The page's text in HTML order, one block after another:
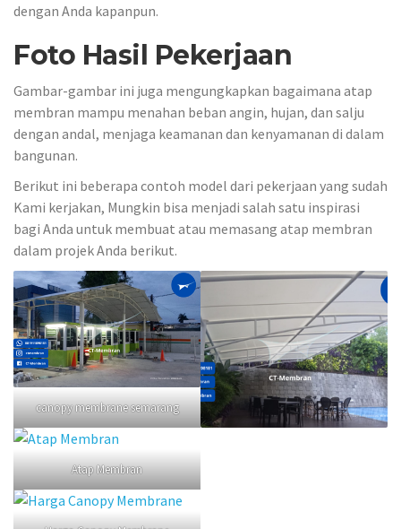
dengan Anda kapanpun.
Foto Hasil Pekerjaan
Gambar-gambar ini juga mengungkapkan bagaimana atap
membran mampu menahan beban angin, hujan, dan salju
dengan andal, menjaga keamanan dan kenyamanan di dalam
bangunan.
Berikut ini beberapa contoh model dari pekerjaan yang sudah
Kami kerjakan, Mungkin bisa menjadi salah satu inspirasi
bagi Anda untuk membuat atau memasang atap membran
dalam projek Anda berikut.
canopy membrane semarang
Atap Membran